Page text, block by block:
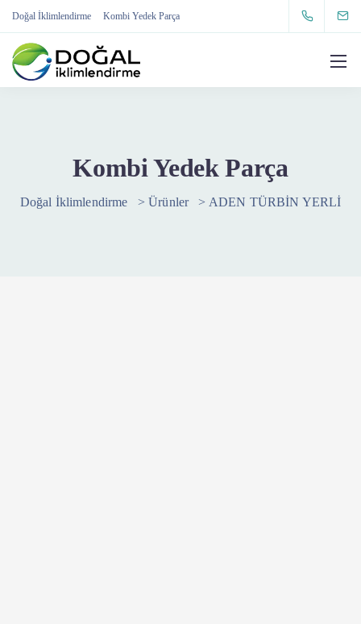
Doğal İklimlendirme Kombi Yedek Parça
Kombi Yedek Parça
Doğal İklimlendirme >Ürünler > ADEN TÜRBİN YERLİ